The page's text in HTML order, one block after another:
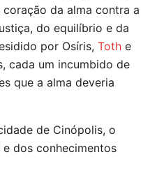
da alma contra a
do equilíbrio e da
por Osíris, Toth e
cada um incumbido de
que a alma deveria
de Cinópolis, o
dos conhecimentos